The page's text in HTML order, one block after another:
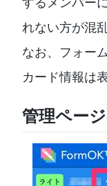
れない方が混
なお、フォー
カード情報は
管理ペー